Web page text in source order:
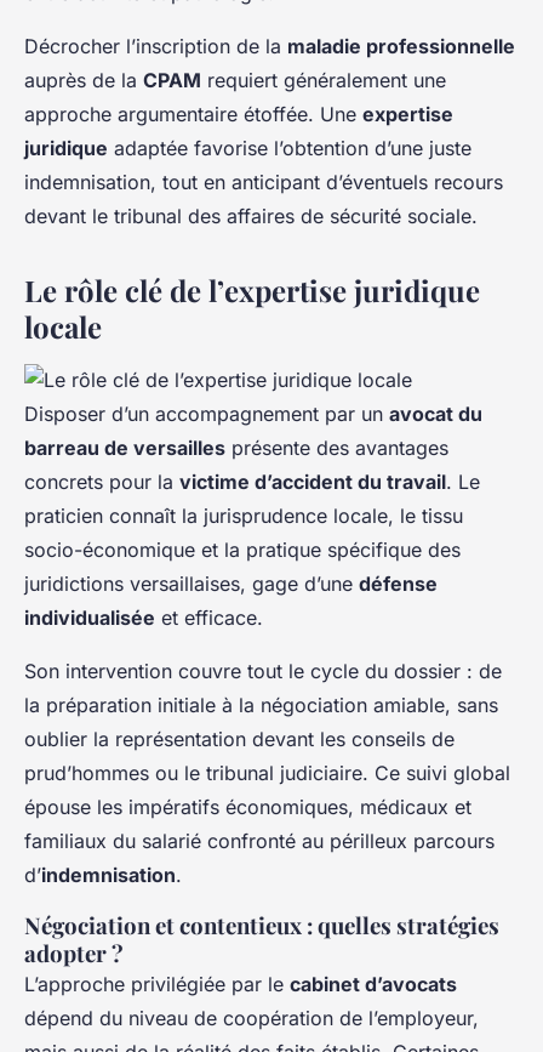
Décrocher l’inscription de la maladie professionnelle
auprès de la CPAM requiert généralement une
approche argumentaire étoffée. Une expertise
juridique adaptée favorise l’obtention d’une juste
indemnisation, tout en anticipant d’éventuels recours
devant le tribunal des affaires de sécurité sociale.
Le rôle clé de l’expertise juridique
locale
Disposer d’un accompagnement par un avocat du
barreau de versailles présente des avantages
concrets pour la victime d’accident du travail. Le
praticien connaît la jurisprudence locale, le tissu
socio-économique et la pratique spécifique des
juridictions versaillaises, gage d’une défense
individualisée et efficace.
Son intervention couvre tout le cycle du dossier : de
la préparation initiale à la négociation amiable, sans
oublier la représentation devant les conseils de
prud’hommes ou le tribunal judiciaire. Ce suivi global
épouse les impératifs économiques, médicaux et
familiaux du salarié confronté au périlleux parcours
d’indemnisation.
Négociation et contentieux : quelles stratégies
adopter ?
L’approche privilégiée par le cabinet d’avocats
dépend du niveau de coopération de l’employeur,